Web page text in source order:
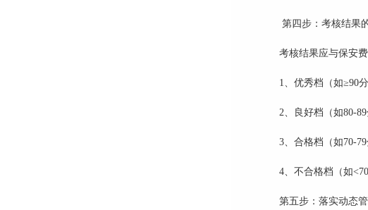
第四步：考核结果
考核结果应与保安
1、 优秀档（如≥90
2、 良好档（如80-
3、 合格档（如70-
4、 不合格档（如
第五步：落实动态